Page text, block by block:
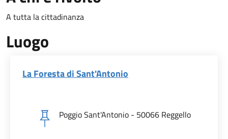
A tutta la cittadinanza
Luogo
La Foresta di Sant'Antonio
Poggio Sant'Antonio - 50066 Reggello